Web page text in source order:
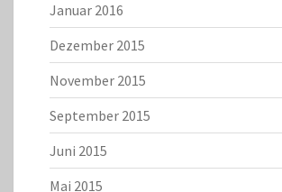
Januar 2016
Dezember 2015
November 2015
September 2015
Juni 2015
Mai 2015